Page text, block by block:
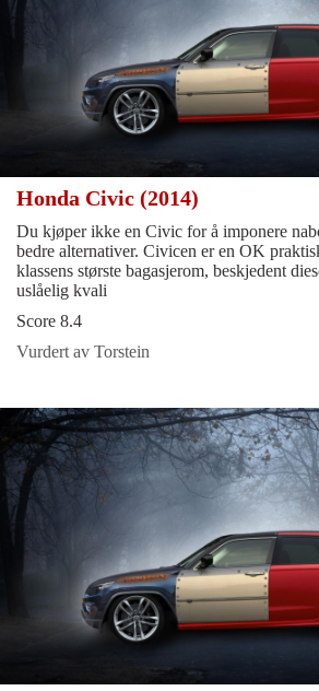
Honda Civic (2014)
Du kjøper ikke en Civic for å imponere
bedre alternativer. Civicen er en OK
klassens største bagasjerom, beskjedent
uslåelig kvali
Score 8.4
Vurdert av Torstein